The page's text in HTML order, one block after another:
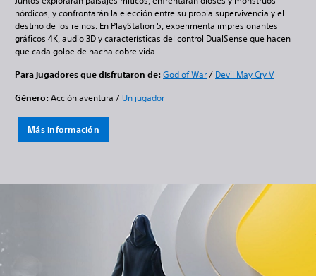
nórdicos, y confrontarán la elección entre su propia supervivencia y el
destino de los reinos. En PlayStation 5, experimenta impresionantes
gráficos 4K, audio 3D y características del control DualSense que hacen
que cada golpe de hacha cobre vida.
Para jugadores que disfrutaron de: God of War/ Devil May Cry V
Género: Acción aventura / Un jugador
Más información